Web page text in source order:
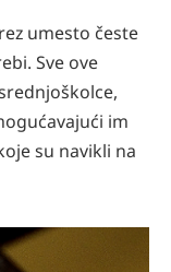
umesto česte
Sve ove
im
su navikli na